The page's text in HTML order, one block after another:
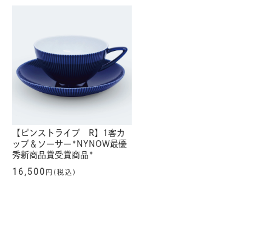
【ピンストライプ R】1客カ
ップ＆ソーサー*NYNOW最優
秀新商品賞受賞商品*
16,500 円(税込)